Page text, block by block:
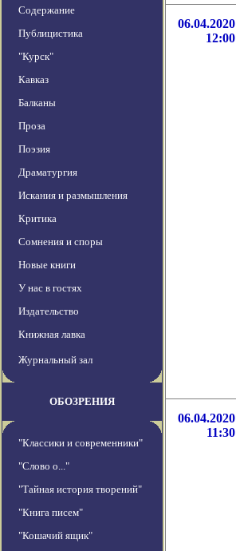
Содержание
Публицистика
"Курск"
Кавказ
Балканы
Проза
Поэзия
Драматургия
Искания и размышления
Критика
Сомнения и споры
Новые книги
У нас в гостях
Издательство
Книжная лавка
Журнальный зал
ОБОЗРЕНИЯ
"Классики и современники"
"Слово о..."
"Тайная история творений"
"Книга писем"
"Кошачий ящик"
06.04.2020
12:00
06.04.2020
11:30